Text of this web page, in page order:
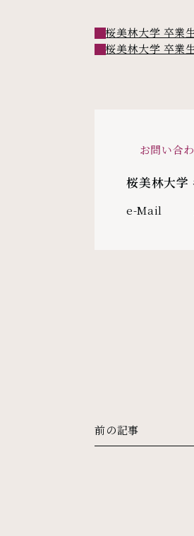
桜美林大学 卒業
桜美林大学 卒業
お問い合
桜美林大学
e-Mail
前の記事